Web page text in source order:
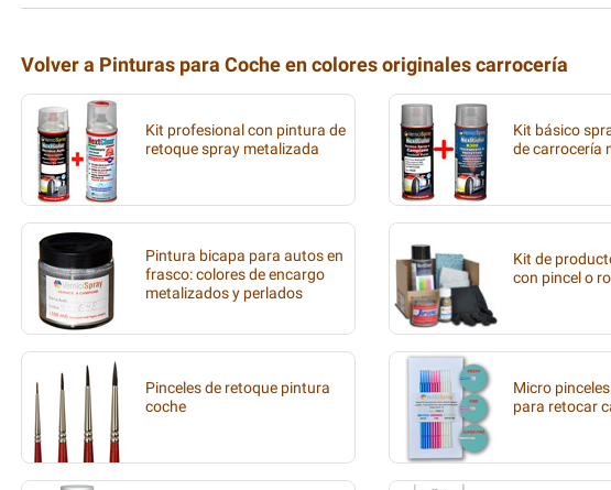
Volver a Pinturas para Coche en colores originales carrocería
Kit profesional con pintura de
retoque spray metalizada
Kit básico
de carrocería
Pintura bicapa para autos en
frasco: colores de encargo
metalizados y perlados
Kit de
con pincel o
Pinceles de retoque pintura
coche
Micro
para retocar